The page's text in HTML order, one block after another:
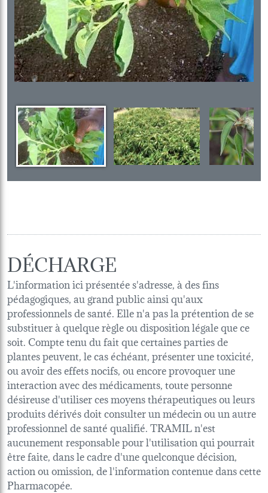
DÉCHARGE
L'information ici présentée s'adresse, à des fins
pédagogiques, au grand public ainsi qu'aux
professionnels de santé. Elle n'a pas la prétention de se
substituer à quelque règle ou disposition légale que ce
soit. Compte tenu du fait que certaines parties de
plantes peuvent, le cas échéant, présenter une toxicité,
ou avoir des effets nocifs, ou encore provoquer une
interaction avec des médicaments, toute personne
désireuse d'utiliser ces moyens thérapeutiques ou leurs
produits dérivés doit consulter un médecin ou un autre
professionnel de santé qualifié. TRAMIL n'est
aucunement responsable pour l'utilisation qui pourrait
être faite, dans le cadre d'une quelconque décision,
action ou omission, de l'information contenue dans cette
Pharmacopée.